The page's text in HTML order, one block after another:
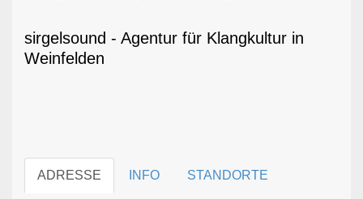
sirgelsound - Agentur für Klangkultur in
Weinfelden
ADRESSE INFO STANDORTE